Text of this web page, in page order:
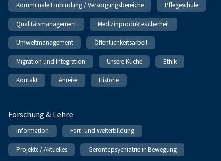
Kommunale Einbindung / Versorgungsbereiche Pflegeschule
Qualitätsmanagement Medizinproduktesicherheit
Umweltmanagement Öffentlichkeitsarbeit
Migration und Integration Unsere Küche Ethik
Kontakt Anreise Historie
Forschung & Lehre
Information Fort- und Weiterbildung
Projekte / Aktuelles Gerontopsychiatrie in Bewegung